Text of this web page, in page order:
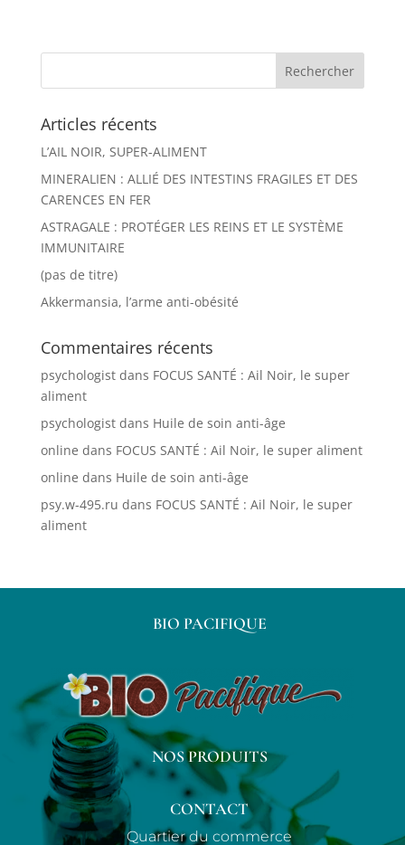
Articles récents
L’AIL NOIR, SUPER-ALIMENT
MINERALIEN : ALLIÉ DES INTESTINS FRAGILES ET DES
CARENCES EN FER
ASTRAGALE : PROTÉGER LES REINS ET LE SYSTÈME
IMMUNITAIRE
(pas de titre)
Akkermansia, l’arme anti-obésité
Commentaires récents
psychologistdans FOCUS SANTÉ : Ail Noir, le super
aliment
psychologistdans Huile de soin anti-âge
online dans FOCUS SANTÉ : Ail Noir, le super aliment
online dans Huile de soin anti-âge
psy.w-495.ru dans FOCUS SANTÉ : Ail Noir, le super
aliment
BIO PACIFIQUE
NOS PRODUITS
CONTACT
Quartier du commerce